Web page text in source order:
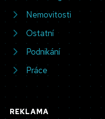
Nemovitosti
Ostatní
Podnikání
Práce
REKLAMA